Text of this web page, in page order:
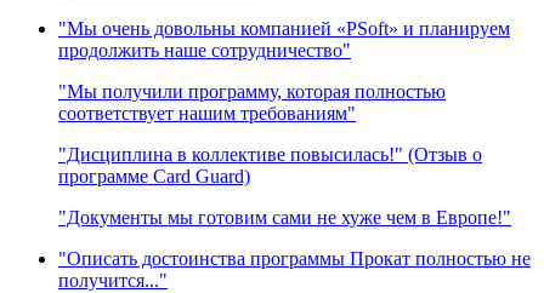
"Мы очень довольны компанией «PSoft» и планируем
продолжить наше сотрудничество"
"Мы получили программу, которая полностью
соответствует нашим требованиям"
"Дисциплина в коллективе повысилась!" (Отзыв о
программе Card Guard)
"Документы мы готовим сами не хуже чем в Европе!"
"Описать достоинства программы Прокат полностью не
получится..."